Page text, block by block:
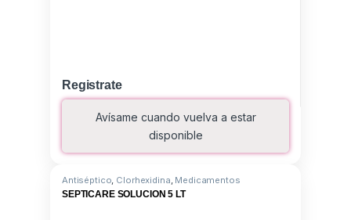
Registrate
Avísame cuando vuelva a estar
disponible
Antiséptico Clorhexidina Medicamentos
SEPTICARE SOLUCION 5 LT